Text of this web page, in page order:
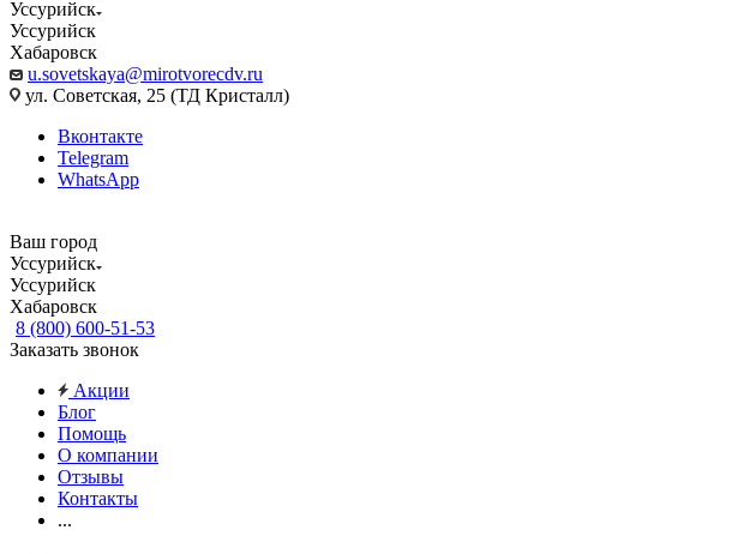
Уссурийск
Уссурийск
Хабаровск
u.sovetskaya@mirotvorecdv.ru
ул. Советская, 25 (ТД Кристалл)
Вконтакте
Telegram
WhatsApp
Ваш город
Уссурийск
Уссурийск
Хабаровск
8 (800) 600-51-53
Заказать звонок
Акции
Блог
Помощь
О компании
Отзывы
Контакты
...